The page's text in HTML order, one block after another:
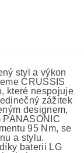
styl a výkon
CRUSSIS
které nespojuje
zážitek
designem,
PANASONIC
95 Nm, se
a stylu.
baterii LG